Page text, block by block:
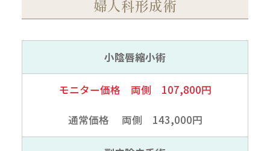
婦人科形成術
小陰唇縮小術
モニター価格 両側 107,800円
通常価格 両側 143,000円